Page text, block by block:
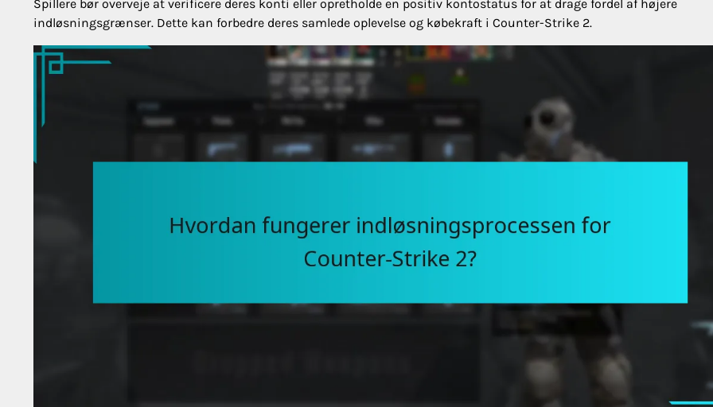
Spillere bør overveje at verificere deres konti eller opretholde en positiv kontostatus for at drage fordel af højere
indløsningsgrænser. Dette kan forbedre deres samlede oplevelse og købekraft i Counter-Strike 2.